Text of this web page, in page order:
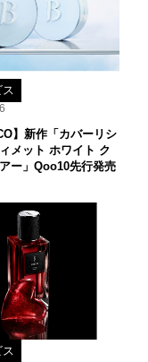
】新作「カバーリシ
メット ホワイト ク
ー」Qoo10先行発売